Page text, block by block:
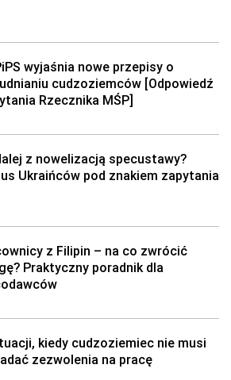
wyjaśnia nowe przepisy o
cudzoziemców [Odpowiedź
Rzecznika MŚP]
z nowelizacją specustawy?
Ukraińców pod znakiem zapytania
z Filipin – na co zwrócić
Praktyczny poradnik dla
kiedy cudzoziemiec nie musi
zezwolenia na pracę